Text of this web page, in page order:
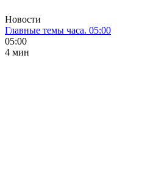
Новости
Главные темы часа. 05:00
05:00
4 мин